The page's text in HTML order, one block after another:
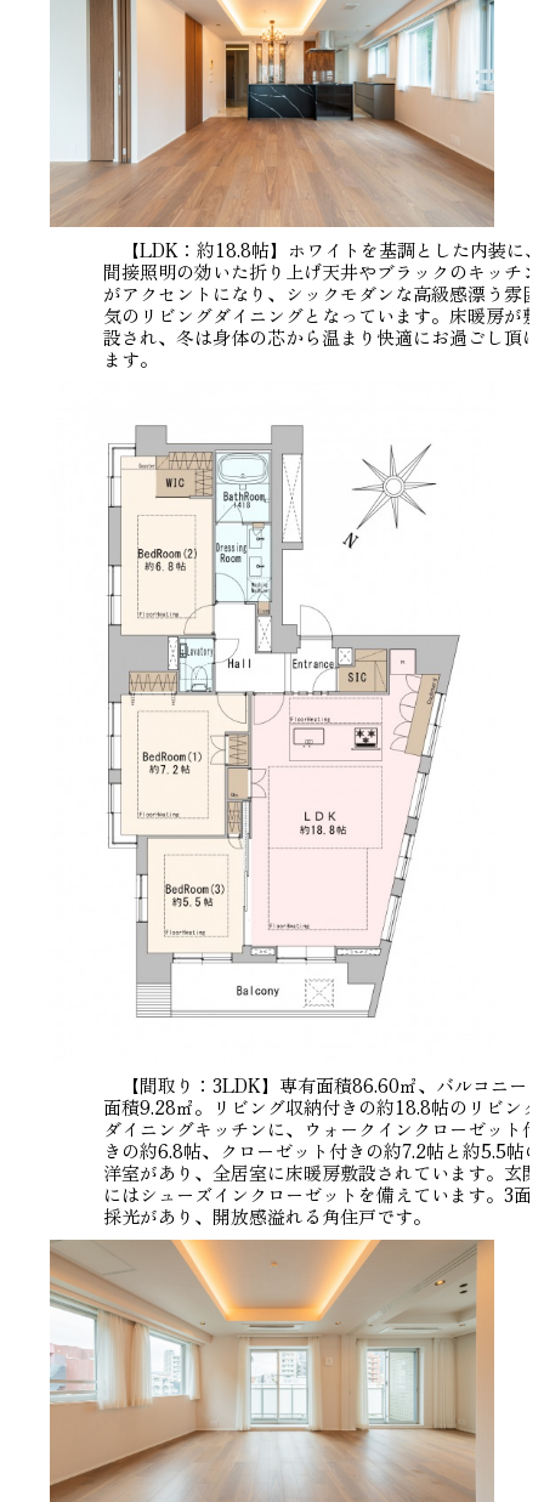
【LDK：約18.8帖】ホワイトを基調とした内装に、
間接照明の効いた折り上げ天井やブラックのキッチン
がアクセントになり、シックモダンな高級感漂う雰囲
気のリビングダイニングとなっています。床暖房が敷
設され、冬は身体の芯から温まり快適にお過ごし頂け
ます。
【間取り：3LDK】専有面積86.60㎡、バルコニー
面積9.28㎡。リビング収納付きの約18.8帖のリビング
ダイニングキッチンに、ウォークインクローゼット付
きの約6.8帖、クローゼット付きの約7.2帖と約5.5帖の
洋室があり、全居室に床暖房敷設されています。玄関
にはシューズインクローゼットを備えています。3面
採光があり、開放感溢れる角住戸です。